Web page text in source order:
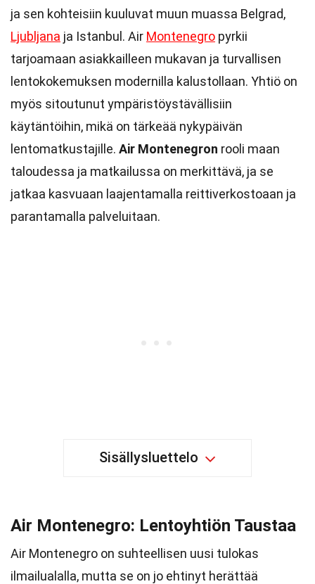
ja sen kohteisiin kuuluvat muun muassa Belgrad,
Ljubljana ja Istanbul. Air Montenegro pyrkii
tarjoamaan asiakkailleen mukavan ja turvallisen
lentokokemuksen modernilla kalustollaan. Yhtiö on
myös sitoutunut ympäristöystävällisiin
käytäntöihin, mikä on tärkeää nykypäivän
lentomatkustajille. Air Montenegron rooli maan
taloudessa ja matkailussa on merkittävä, ja se
jatkaa kasvuaan laajentamalla reittiverkostoaan ja
parantamalla palveluitaan.
Sisällysluettelo
Air Montenegro: Lentoyhtiön Taustaa
Air Montenegro on suhteellisen uusi tulokas
ilmailualalla, mutta se on jo ehtinyt herättää